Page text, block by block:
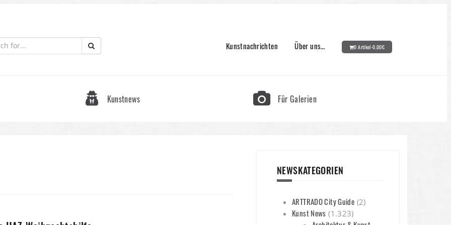
Kunstnachrichten Über uns… 0 Artikel-0,00€
Kunstnews Für Galerien
NEWSKATEGORIEN
ARTTRADO City Guide (2)
Kunst News (1.323)